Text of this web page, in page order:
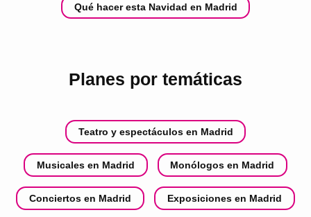
Qué hacer esta Navidad en Madrid
Planes por temáticas
Teatro y espectáculos en Madrid
Musicales en Madrid Monólogos en Madrid
Conciertos en Madrid Exposiciones en Madrid